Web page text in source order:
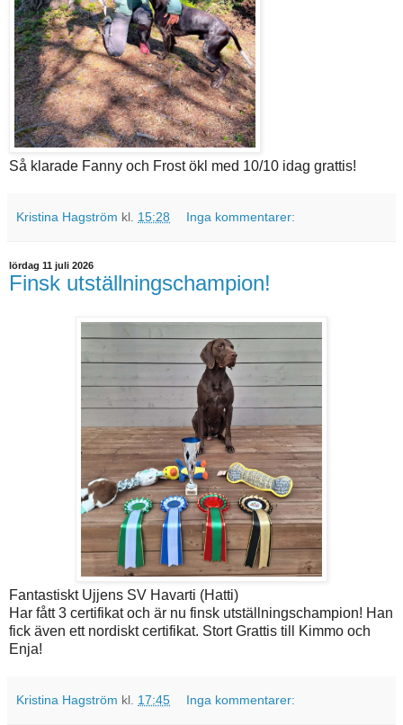
Så klarade Fanny och Frost ökl med 10/10 idag grattis!
Kristina Hagström kl. 15:28 Inga kommentarer:
lördag 11 juli 2026
Finsk utställningschampion!
Fantastiskt Ujjens SV Havarti (Hatti)
Har fått 3 certifikat och är nu finsk utställningschampion! Han
fick även ett nordiskt certifikat. Stort Grattis till Kimmo och
Enja!
Kristina Hagström kl. 17:45 Inga kommentarer: